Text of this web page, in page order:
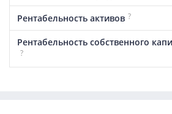
Рентабельность активов ?
Рентабельность собственного
?